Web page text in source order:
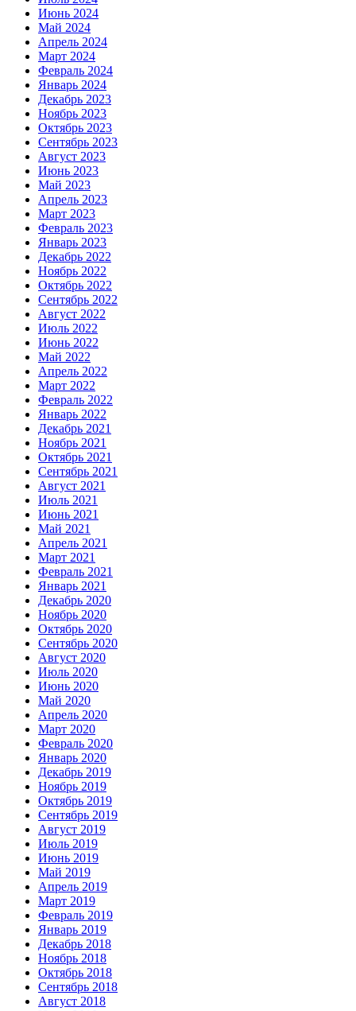
Июнь 2024
Май 2024
Апрель 2024
Март 2024
Февраль 2024
Январь 2024
Декабрь 2023
Ноябрь 2023
Октябрь 2023
Сентябрь 2023
Август 2023
Июнь 2023
Май 2023
Апрель 2023
Март 2023
Февраль 2023
Январь 2023
Декабрь 2022
Ноябрь 2022
Октябрь 2022
Сентябрь 2022
Август 2022
Июль 2022
Июнь 2022
Май 2022
Апрель 2022
Март 2022
Февраль 2022
Январь 2022
Декабрь 2021
Ноябрь 2021
Октябрь 2021
Сентябрь 2021
Август 2021
Июль 2021
Июнь 2021
Май 2021
Апрель 2021
Март 2021
Февраль 2021
Январь 2021
Декабрь 2020
Ноябрь 2020
Октябрь 2020
Сентябрь 2020
Август 2020
Июль 2020
Июнь 2020
Май 2020
Апрель 2020
Март 2020
Февраль 2020
Январь 2020
Декабрь 2019
Ноябрь 2019
Октябрь 2019
Сентябрь 2019
Август 2019
Июль 2019
Июнь 2019
Май 2019
Апрель 2019
Март 2019
Февраль 2019
Январь 2019
Декабрь 2018
Ноябрь 2018
Октябрь 2018
Сентябрь 2018
Август 2018